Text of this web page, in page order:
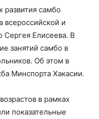
развития самбо
всероссийской и
Сергея Елисеева. В
занятий самбо в
Об этом в
Минспорта Хакасии.
в рамках
показательные